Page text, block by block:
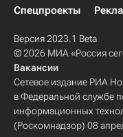
Спецпроекты
Версия 2023.1 Beta
© 2026 МИА «Россия
Вакансии
Сетевое издание РИА
в Федеральной службе
информационных
(Роскомнадзор) 08